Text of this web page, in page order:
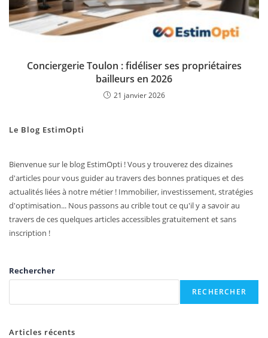
Conciergerie Toulon : fidéliser ses propriétaires
bailleurs en 2026
21 janvier 2026
Le Blog EstimOpti
Bienvenue sur le blog EstimOpti ! Vous y trouverez des dizaines
d'articles pour vous guider au travers des bonnes pratiques et des
actualités liées à notre métier ! Immobilier, investissement, stratégies
d'optimisation... Nous passons au crible tout ce qu'il y a savoir au
travers de ces quelques articles accessibles gratuitement et sans
inscription !
Rechercher
RECHERCHER
Articles récents